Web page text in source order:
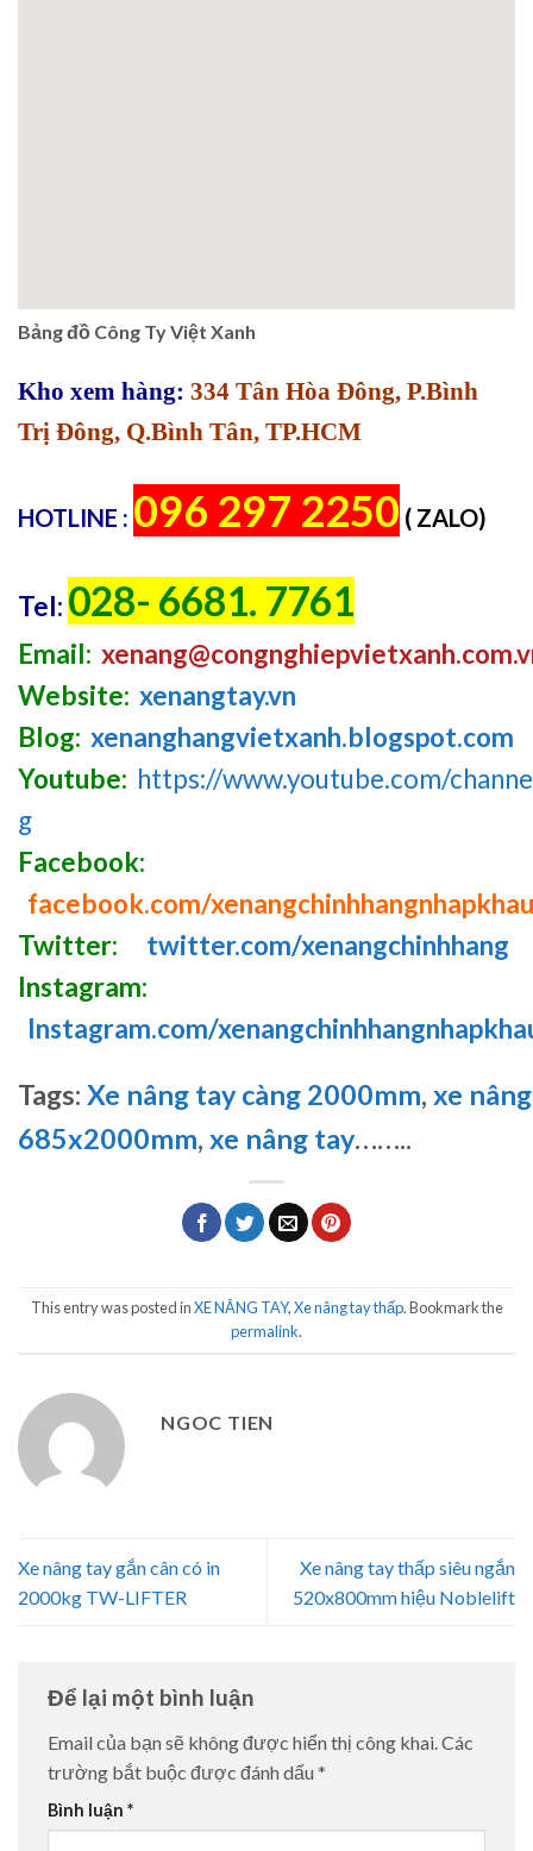
Bảng đồ Công Ty Việt Xanh
Kho xem hàng: 334 Tân Hòa Đông, P.Bình
Trị Đông, Q.Bình Tân, TP.HCM
HOTLINE : 096 297 2250 ( ZALO)
Tel: 028- 6681. 7761
Email: xenang@congnghiepvietxanh.com.v
Website: xenangtay.vn
Blog: xenanghangvietxanh.blogspot.com
Youtube: https://www.youtube.com/
g
Facebook:
facebook.com/xenangchinhhangnhapkhau
Twitter:
twitter.com/xenangchinhhang
Instagram:
Instagram.com/
Tags: Xe nâng tay càng 2000mm, xe
685x2000mm, xe nâng tay……..
This entry was posted inXE NÂNG TAY,Xe nâng tay thấp. Bookmark the
permalink.
NGOC TIEN
Xe nâng tay gắn cân có in
2000kg TW-LIFTER
Xe nâng tay thấp siêu ngắn
520x800mm hiệu Noblelift
Để lại một bình luận
Email của bạn sẽ không được hiển thị công khai. Các
trường bắt buộc được đánh dấu *
Bình luận *